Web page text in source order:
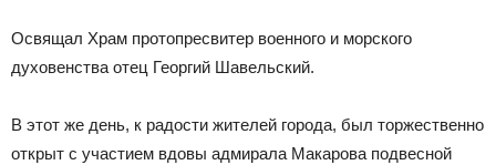
Освящал Храм протопресвитер военного и морского
духовенства отец Георгий Шавельский.
В этот же день, к радости жителей города, был торжественно
открыт с участием вдовы адмирала Макарова подвесной